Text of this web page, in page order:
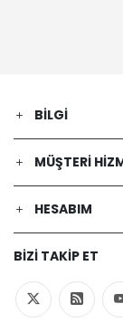
BILGI
MÜŞTERI
HESABIM
BIZI TAKIP ET